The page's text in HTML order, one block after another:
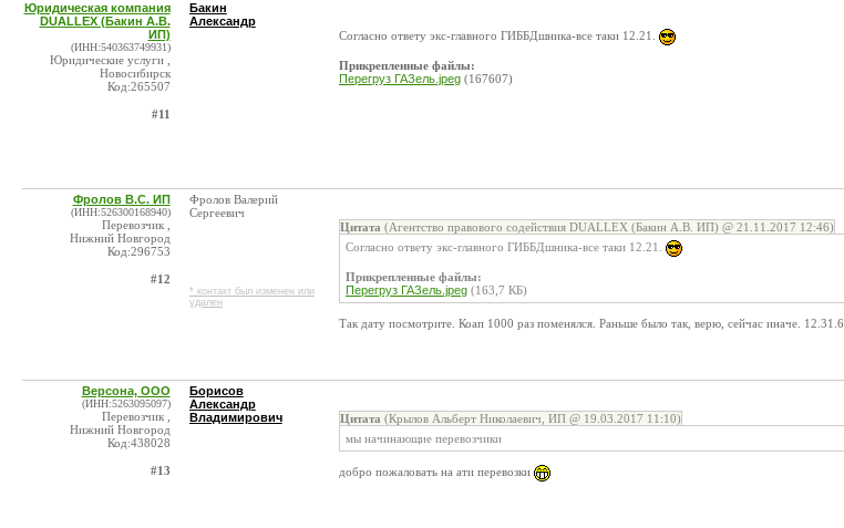
Юридическая компания
DUALLEX (Бакин А.В.
ИП)
(ИНН:540363749931)
Юридические услуги ,
Новосибирск
Код:265507
#11
Бакин
Александр
Согласно ответу экс-главного ГИББДшника-все таки 12.21.
Прикрепленные файлы:
Перегруз ГАЗель.jpeg (167607)
Фролов В.С. ИП
(ИНН:526300168940)
Перевозчик ,
Нижний Новгород
Код:296753
#12
Фролов Валерий
Сергеевич
* контакт был изменен или
удален
Цитата (Агентство правового содействия DUALLEX (Бакин А.В. ИП) @ 21.11.2017 12:46)
Согласно ответу экс-главного ГИББДшника-все таки 12.21.
Прикрепленные файлы:
Перегруз ГАЗель.jpeg (163,7 КБ)
Так дату посмотрите. Коап 1000 раз поменялся. Раньше было так, верю, сейчас иначе. 12.31.6
Версона, ООО
(ИНН:5263095097)
Перевозчик ,
Нижний Новгород
Код:438028
#13
Борисов
Александр
Владимирович
Цитата (Крылов Альберт Николаевич, ИП @ 19.03.2017 11:10)
мы начинающие перевозчики
добро пожаловать на ати перевозки